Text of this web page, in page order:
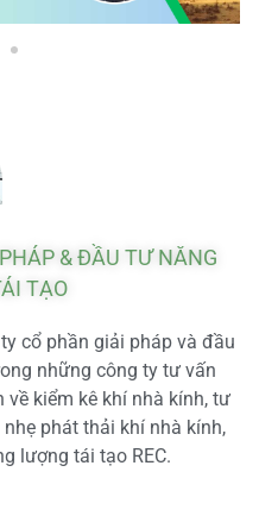
& ĐẦU TƯ NĂNG
TẠO
cổ phần giải pháp và đầu
những công ty tư vấn
về kiểm kê khí nhà kính, tư
phát thải khí nhà kính,
lượng tái tạo REC.